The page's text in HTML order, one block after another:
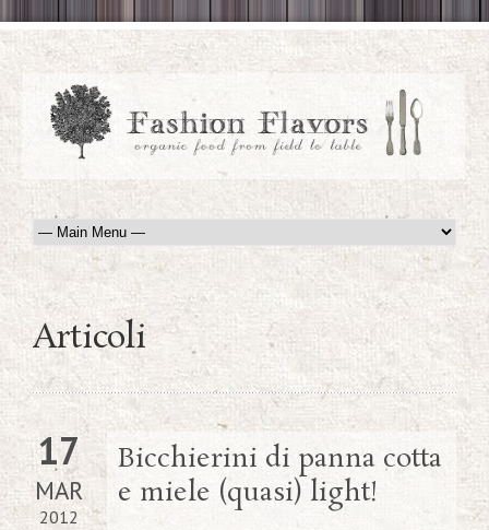
Articoli
17
MAR
2012
Bicchierini di panna cotta
e miele (quasi) light!